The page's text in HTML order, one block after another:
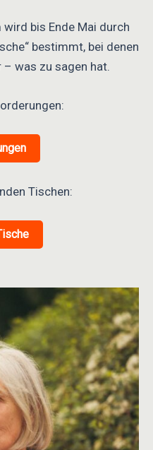
bis Ende Mai durch
bestimmt, bei denen
was zu sagen hat.
Tischen: